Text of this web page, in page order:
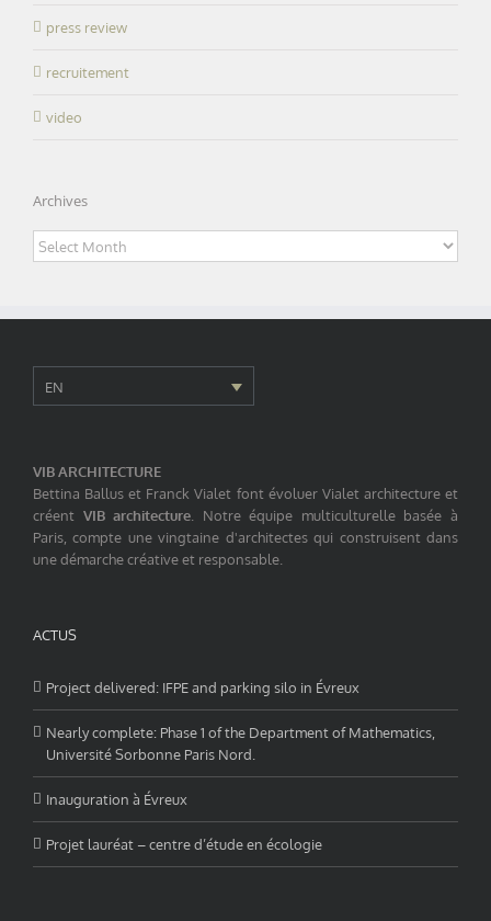
press review
recruitement
video
Archives
Archives
EN
VIB ARCHITECTURE
Bettina Ballus et Franck Vialet font évoluer Vialet architecture et
créent VIB architecture . Notre équipe multiculturelle basée à
Paris, compte une vingtaine d'architectes qui construisent dans
une démarche créative et responsable.
ACTUS
Project delivered: IFPE and parking silo in Évreux
Nearly complete: Phase 1 of the Department of Mathematics,
Université Sorbonne Paris Nord.
Inauguration à Évreux
Projet lauréat – centre d’étude en écologie